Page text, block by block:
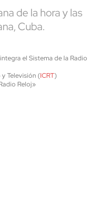
de la hora y las
Cuba.
el Sistema de la Radio
Televisión (ICRT)
Reloj»